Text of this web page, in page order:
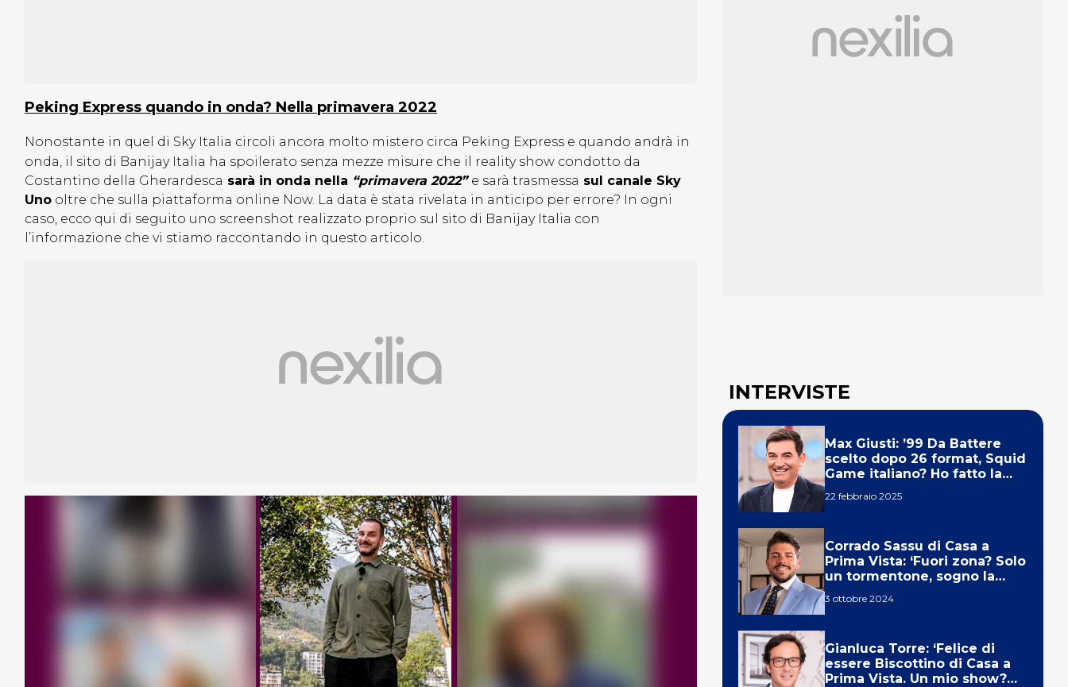
Peking Express quando in onda? Nella primavera 2022
Nonostante in quel di Sky Italia circoli ancora molto mistero circa Peking Express e quando andrà in
onda, il sito di Banijay Italia ha spoilerato senza mezze misure che il reality show condotto da
Costantino della Gherardesca sarà in onda nella “primavera 2022” e sarà trasmessa sul canale Sky
Uno oltre che sulla piattaforma online Now. La data è stata rivelata in anticipo per errore? In ogni
caso, ecco qui di seguito uno screenshot realizzato proprio sul sito di Banijay Italia con
l’informazione che vi stiamo raccontando in questo articolo.
INTERVISTE
Max Giusti: ’99 Da Battere
scelto dopo 26 format, Squid
Game italiano? Ho fatto la
22 febbraio 2025
Corrado Sassu di Casa a
Prima Vista: ‘Fuori zona? Solo
un tormentone, sogno la
3 ottobre 2024
Gianluca Torre: ‘Felice di
essere Biscottino di Casa a
Prima Vista. Un mio show?